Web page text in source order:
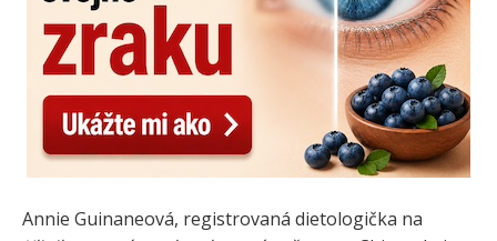
Annie Guinaneová, registrovaná dietologička na